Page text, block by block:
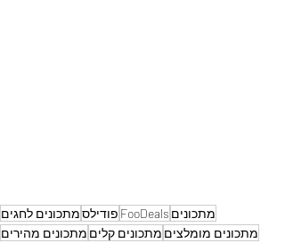
מתכונים FooDeals פודילסמתכונים לחגים
מתכונים מומלצים מתכונים קלים מתכונים מהירים